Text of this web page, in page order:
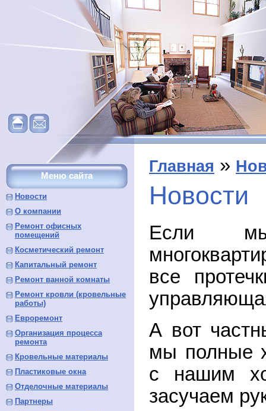
Меню сайта
Новости
О компании
Ремонт офисных
помещений
Косметический ремонт
Капитальный ремонт
Ремонт ванной комнаты
Ремонт кровли (кровельные
работы)
Евроремонт
Организация процесса
ремонта
Кровельные материалы
Пластиковые окна
Отделочные материалы
Партнеры
Главная »
Новости
Если
все
А вот
мы полные
с нашим
засучаем